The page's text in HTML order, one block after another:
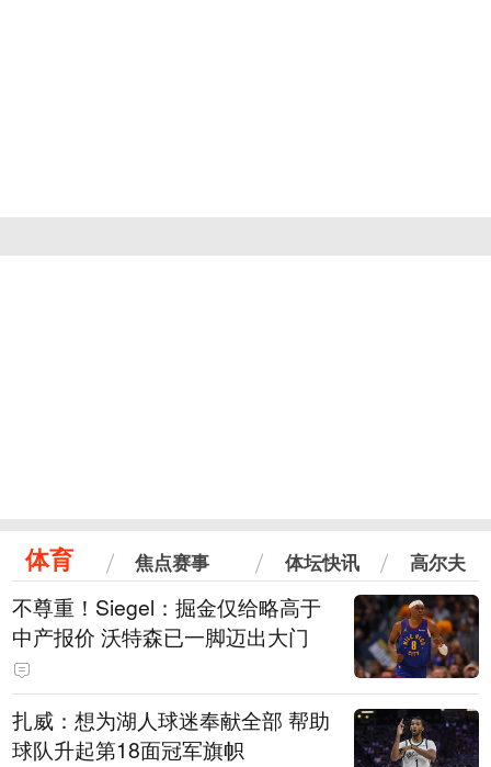
体育 焦点赛事 体坛快讯 高尔夫
不尊重！Siegel：掘金仅给略高于
中产报价 沃特森已一脚迈出大门
扎威：想为湖人球迷奉献全部 帮助
球队升起第18面冠军旗帜